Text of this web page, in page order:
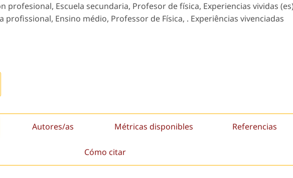
profesional, Escuela secundaria, Profesor de física, Experiencias vividas
profissional, Ensino médio, Professor de Física, . Experiências vivenciadas
Autores/as Métricas disponibles Referencias
Cómo citar